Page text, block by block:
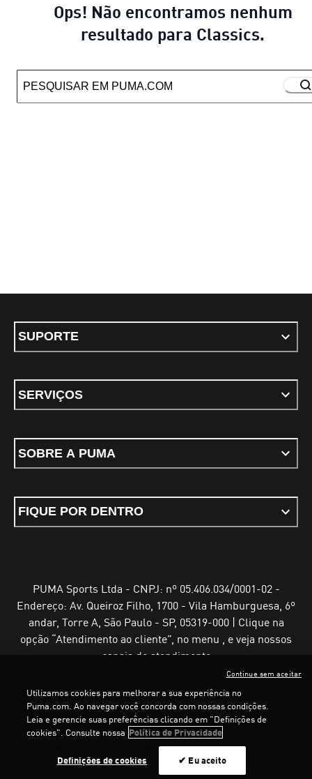
Ops! Não encontramos nenhum
resultado para Classics.
SUPORTE
SERVIÇOS
SOBRE A PUMA
FIQUE POR DENTRO
PUMA Sports Ltda - CNPJ: nº 05.406.034/0001-02 -
Endereço: Av. Queiroz Filho, 1700 - Vila Hamburguesa, 6º
andar, Torre A, São Paulo - SP, 05319-000 | Clique na
opção “Atendimento ao cliente”, no menu , e veja nossos
canais de atendimento
Termos e Condições de UsoPolítica de Privacidade
Configurador de cookies
PUMA, 2025. Todos os direitos reservados
Utilizamos cookies para melhorar a sua experiência no
Puma.com. Ao navegar você concorda com nossas condições.
Leia e gerencie suas preferências clicando em "Definições de
cookies". Consulte nossa Política de Privacidade
Definições de cookies ✔ Eu aceito
Continue sem aceitar